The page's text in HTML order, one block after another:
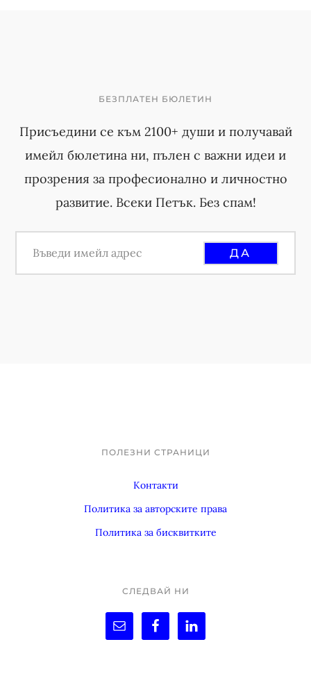
БЕЗПЛАТЕН БЮЛЕТИН
Присъедини се към 2100+ души и получавай
имейл бюлетина ни, пълен с важни идеи и
прозрения за професионално и личностно
развитие. Всеки Петък. Без спам!
ПОЛЕЗНИ СТРАНИЦИ
Контакти
Политика за авторските права
Политика за бисквитките
СЛЕДВАЙ НИ